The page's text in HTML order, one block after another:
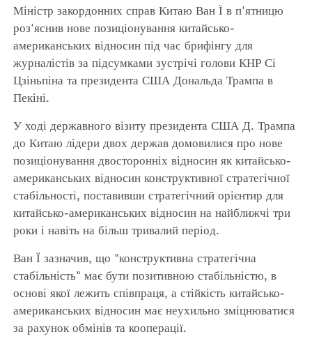
Міністр закордонних справ Китаю Ван Ї в п'ятницю
роз'яснив нове позиціонування китайсько-
американських відносин під час брифінгу для
журналістів за підсумками зустрічі голови КНР Сі
Цзіньпіна та президента США Дональда Трампа в
Пекіні.
У ході державного візиту президента США Д. Трампа
до Китаю лідери двох держав домовилися про нове
позиціонування двосторонніх відносин як китайсько-
американських відносин конструктивної стратегічної
стабільності, поставивши стратегічний орієнтир для
китайсько-американських відносин на найближчі три
роки і навіть на більш тривалий період.
Ван Ї зазначив, що "конструктивна стратегічна
стабільність" має бути позитивною стабільністю, в
основі якої лежить співпраця, а стійкість китайсько-
американських відносин має неухильно зміцнюватися
за рахунок обмінів та кооперації.